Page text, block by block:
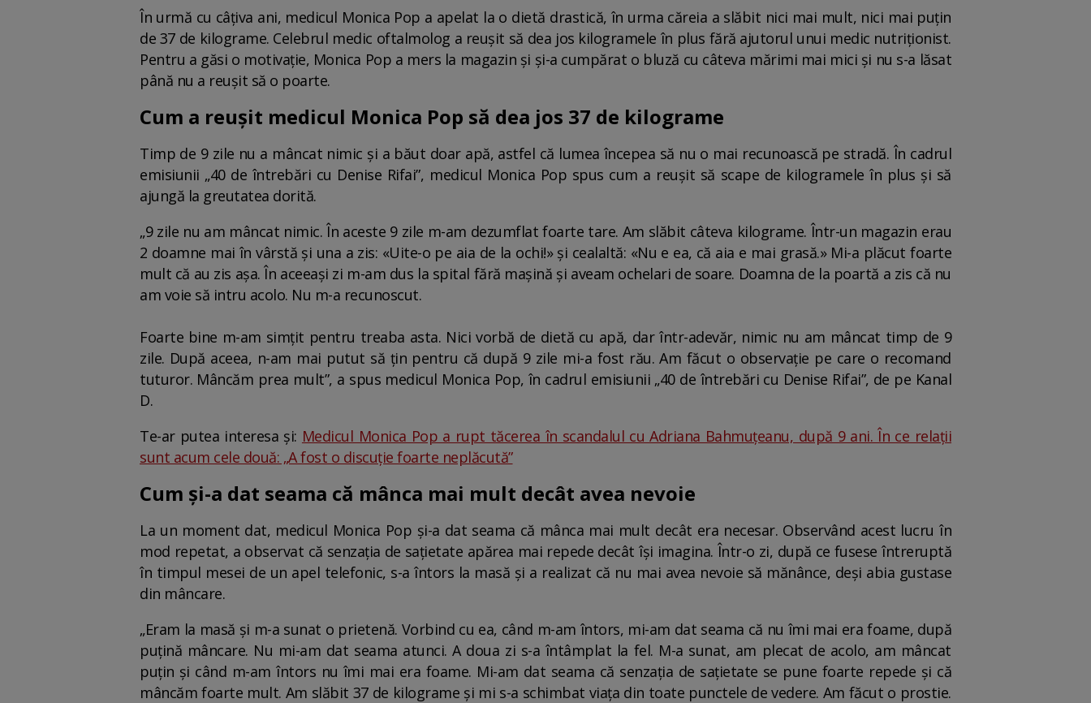
În urmă cu câțiva ani, medicul Monica Pop a apelat la o dietă drastică, în urma căreia a slăbit nici mai mult, nici mai puțin
de 37 de kilograme. Celebrul medic oftalmolog a reușit să dea jos kilogramele în plus fără ajutorul unui medic nutriționist.
Pentru a găsi o motivație, Monica Pop a mers la magazin și și-a cumpărat o bluză cu câteva mărimi mai mici și nu s-a lăsat
până nu a reușit să o poarte.
Cum a reușit medicul Monica Pop să dea jos 37 de kilograme
Timp de 9 zile nu a mâncat nimic și a băut doar apă, astfel că lumea începea să nu o mai recunoască pe stradă. În cadrul
emisiunii „40 de întrebări cu Denise Rifai”, medicul Monica Pop spus cum a reușit să scape de kilogramele în plus și să
ajungă la greutatea dorită.
„9 zile nu am mâncat nimic. În aceste 9 zile m-am dezumflat foarte tare. Am slăbit câteva kilograme. Într-un magazin erau
2 doamne mai în vârstă și una a zis: «Uite-o pe aia de la ochi!» și cealaltă: «Nu e ea, că aia e mai grasă.» Mi-a plăcut foarte
mult că au zis așa. În aceeași zi m-am dus la spital fără mașină și aveam ochelari de soare. Doamna de la poartă a zis că nu
am voie să intru acolo. Nu m-a recunoscut.
Foarte bine m-am simțit pentru treaba asta. Nici vorbă de dietă cu apă, dar într-adevăr, nimic nu am mâncat timp de 9
zile. După aceea, n-am mai putut să țin pentru că după 9 zile mi-a fost rău. Am făcut o observație pe care o recomand
tuturor. Mâncăm prea mult”, a spus medicul Monica Pop, în cadrul emisiunii „40 de întrebări cu Denise Rifai”, de pe Kanal
D.
Te-ar putea interesa și: Medicul Monica Pop a rupt tăcerea în scandalul cu Adriana Bahmuțeanu, după 9 ani. În ce relații
sunt acum cele două: „A fost o discuție foarte neplăcută”
Cum și-a dat seama că mânca mai mult decât avea nevoie
La un moment dat, medicul Monica Pop și-a dat seama că mânca mai mult decât era necesar. Observând acest lucru în
mod repetat, a observat că senzația de sațietate apărea mai repede decât își imagina. Într-o zi, după ce fusese întreruptă
în timpul mesei de un apel telefonic, s-a întors la masă și a realizat că nu mai avea nevoie să mănânce, deși abia gustase
din mâncare.
„Eram la masă și m-a sunat o prietenă. Vorbind cu ea, când m-am întors, mi-am dat seama că nu îmi mai era foame, după
puțină mâncare. Nu mi-am dat seama atunci. A doua zi s-a întâmplat la fel. M-a sunat, am plecat de acolo, am mâncat
puțin și când m-am întors nu îmi mai era foame. Mi-am dat seama că senzația de sațietate se pune foarte repede și că
mâncăm foarte mult. Am slăbit 37 de kilograme și mi s-a schimbat viața din toate punctele de vedere. Am făcut o prostie.